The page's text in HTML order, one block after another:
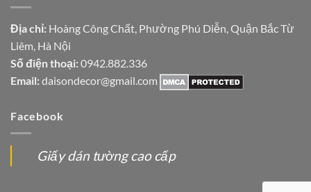
Địa chỉ: Hoàng Công Chất, Phường Phú Diễn, Quận Bắc Từ
Liêm, Hà Nội
Số điện thoại: 0942.882.336
Email: daisondecor@gmail.com
Facebook
Giấy dán tường cao cấp